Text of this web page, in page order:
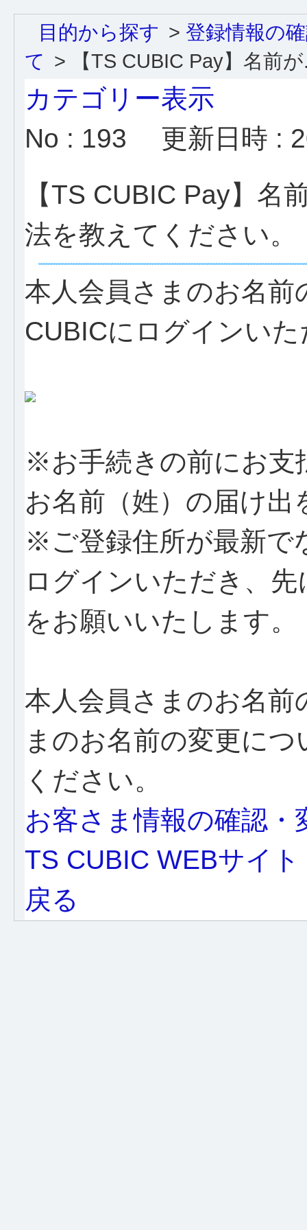
目的から探す > 登録情報の
て > 【TS CUBIC Pay】名前
カテゴリー表示
No : 193
更新日時 :
【TS CUBIC Pay】名
法を教えてください。
本人会員さまのお名前
CUBICにログインい
※お手続きの前にお支
お名前（姓）の届け出
※ご登録住所が最新で
ログインいただき、
をお願いいたします。
本人会員さまのお名前
まのお名前の変更に
ください。
お客さま情報の確認
TS CUBIC WEBサイト
戻る